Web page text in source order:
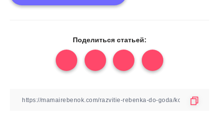
Поделиться статьей: